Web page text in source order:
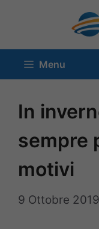
contenuto
Menu
In
sempre
motivi
9 Ottobre 2019